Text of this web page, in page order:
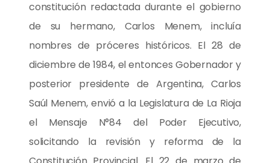
constitución redactada durante el gobierno
de su hermano, Carlos Menem, incluía
nombres de próceres históricos. El 28 de
diciembre de 1984, el entonces Gobernador y
posterior presidente de Argentina, Carlos
Saúl Menem, envió a la Legislatura de La Rioja
el Mensaje N°84 del Poder Ejecutivo,
solicitando la revisión y reforma de la